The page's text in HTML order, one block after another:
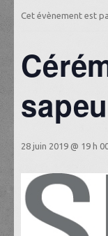
Cet évènement est
28 juin 2019 @ 19 h